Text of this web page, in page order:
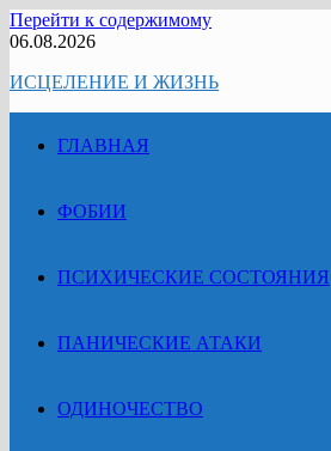
Перейти к содержимому
06.08.2026
ИСЦЕЛЕНИЕ И ЖИЗНЬ
ГЛАВНАЯ
ФОБИИ
ПСИХИЧЕСКИЕ СОСТОЯНИЯ
ПАНИЧЕСКИЕ АТАКИ
ОДИНОЧЕСТВО